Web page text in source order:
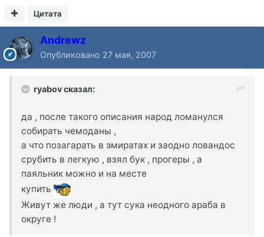
Цитата
Andrewz
Опубликовано 27 мая, 2007
ryabov сказал:
да , после такого описания народ ломанулся
собирать чемоданы ,
а что позагарать в эмиратах и заодно ловандос
срубить в легкую , взял бук , прогеры , а
паяльник можно и на месте
купить
Живут же люди , а тут сука неодного араба в
округе !